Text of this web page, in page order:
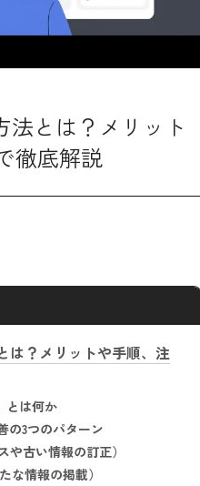
法とは？メリット
徹底解説
は？メリットや手順、注
とは何か
の3つのパターン
や古い情報の訂正）
な情報の掲載）